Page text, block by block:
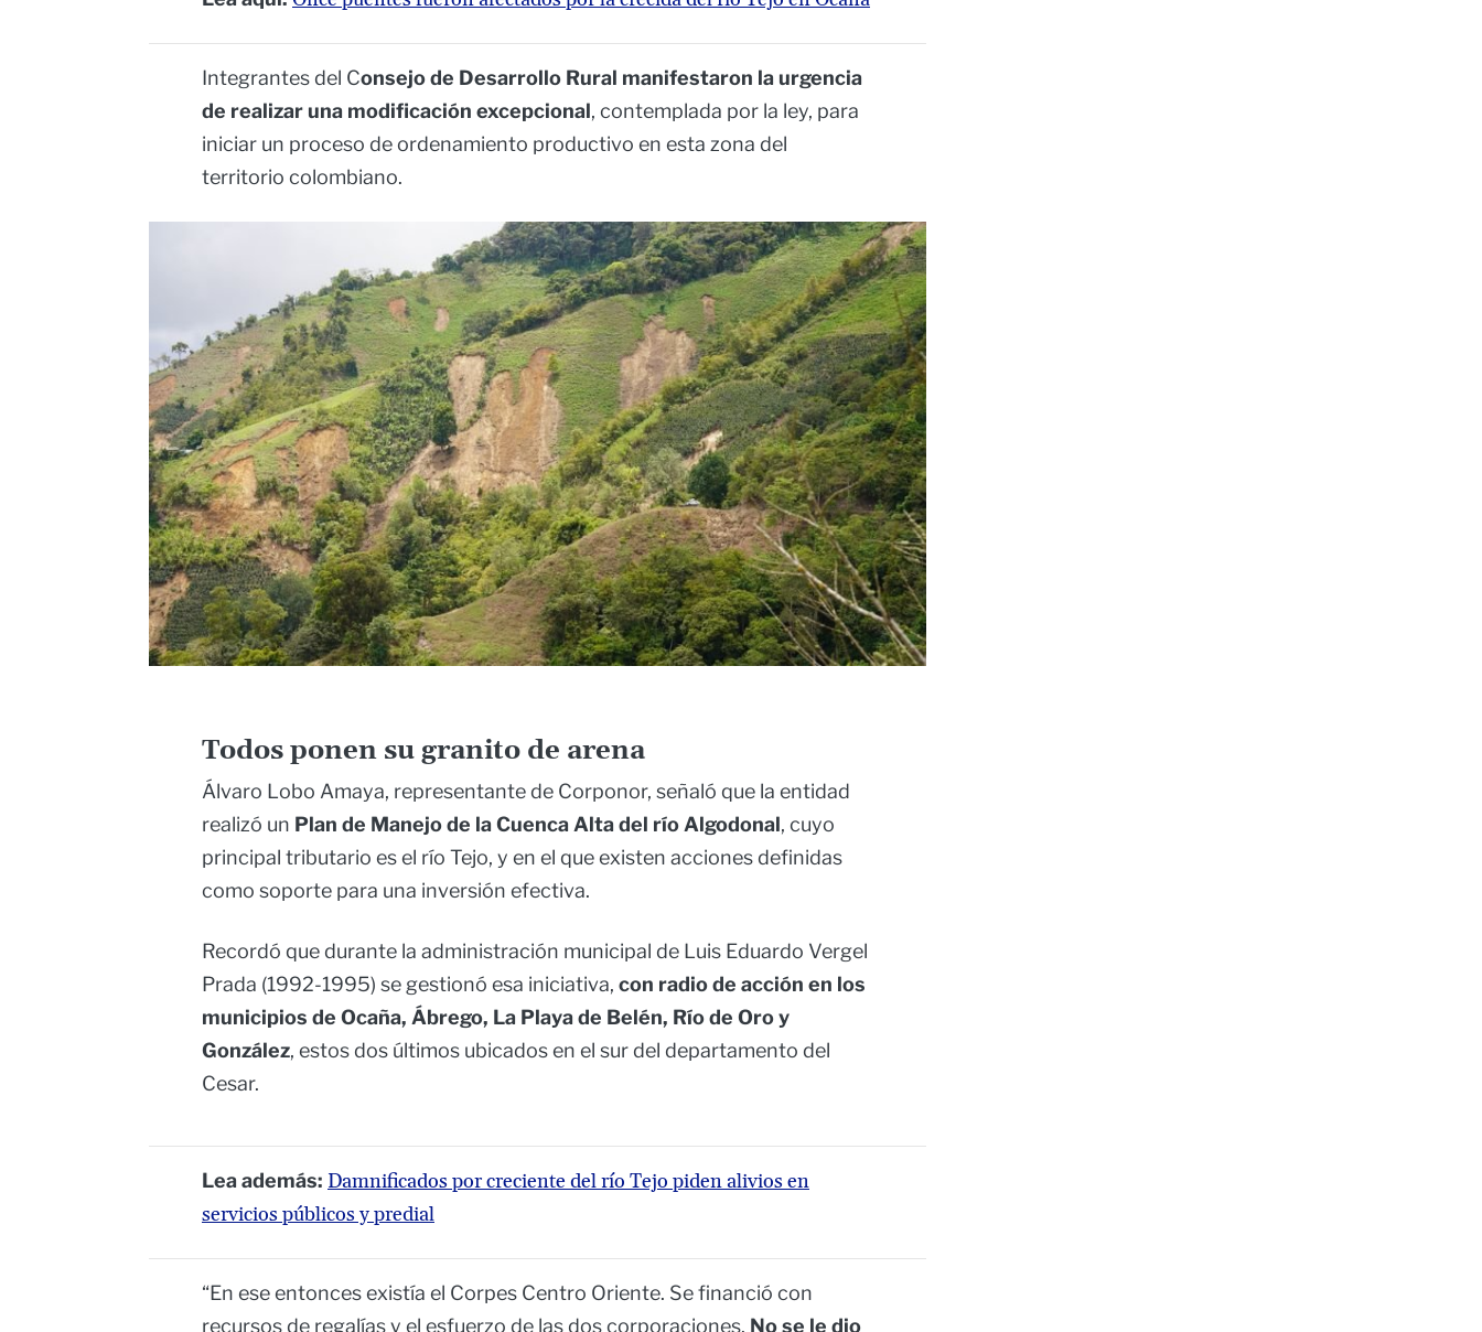
Integrantes del Consejo de Desarrollo Rural manifestaron la urgencia
de realizar una modificación excepcional, contemplada por la ley, para
iniciar un proceso de ordenamiento productivo en esta zona del
territorio colombiano.
Todos ponen su granito de arena
Álvaro Lobo Amaya, representante de Corponor, señaló que la entidad
realizó un Plan de Manejo de la Cuenca Alta del río Algodonal, cuyo
principal tributario es el río Tejo, y en el que existen acciones definidas
como soporte para una inversión efectiva.
Recordó que durante la administración municipal de Luis Eduardo Vergel
Prada (1992-1995) se gestionó esa iniciativa, con radio de acción en los
municipios de Ocaña, Ábrego, La Playa de Belén, Río de Oro y
González, estos dos últimos ubicados en el sur del departamento del
Cesar.
Lea además: Damnificados por creciente del río Tejo piden alivios en
servicios públicos y predial
“En ese entonces existía el Corpes Centro Oriente. Se financió con
recursos de regalías y el esfuerzo de las dos corporaciones. No se le dio